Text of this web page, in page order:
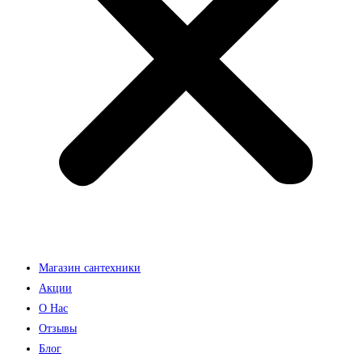
Магазин сантехники
Акции
О Нас
Отзывы
Блог